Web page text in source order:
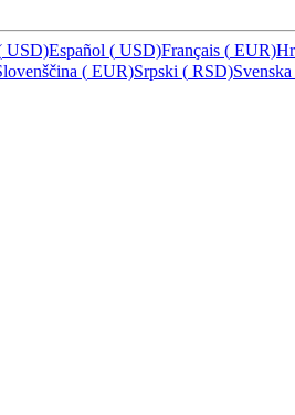
USD)Español ( USD)Français ( EUR)
( EUR)Srpski ( RSD)Svenska